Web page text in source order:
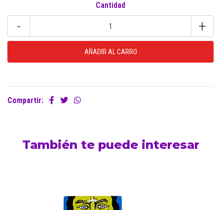
Cantidad
- +
Compartir:
También te puede interesar